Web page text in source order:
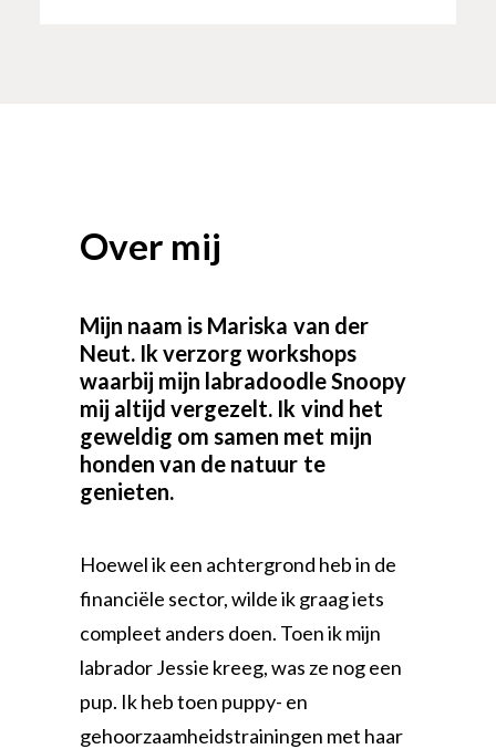
Over mij
Mijn naam is Mariska van der
Neut. Ik verzorg workshops
waarbij mijn labradoodleSnoopy
mij altijd vergezelt. Ik vind het
geweldig om samen met mijn
honden van de natuur te
genieten.
Hoewel ik een achtergrond heb in de
financiële sector, wilde ik graag iets
compleet anders doen. Toen ik mijn
labrador Jessie kreeg, was ze nog een
pup. Ik heb toen puppy- en
gehoorzaamheidstrainingen met haar